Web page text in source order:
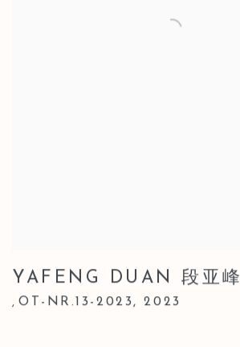
YAFENG DUAN 段亚峰
, OT-NR.13-2023,2023